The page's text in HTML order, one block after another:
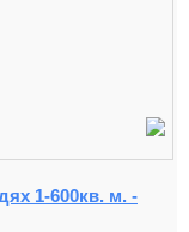
1-600кв. м. -